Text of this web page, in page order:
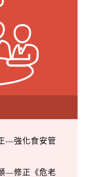
—強化食安管
—修正《危老